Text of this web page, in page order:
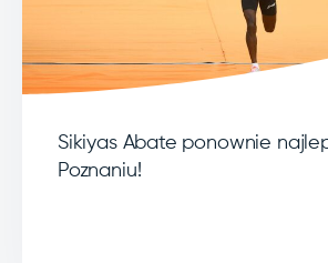
Sikiyas Abate ponownie
Poznaniu!